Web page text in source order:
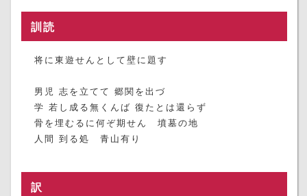
訓読
将に東遊せんとして壁に題す
男児 志を立てて 郷関を出づ
学 若し成る無くんば 復たとは還らず
骨を埋むるに何ぞ期せん 墳墓の地
人間 到る処 青山有り
訳